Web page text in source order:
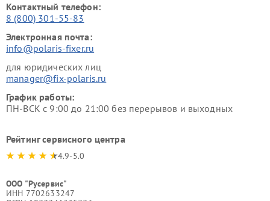
Контактный телефон:
8 (800) 301-55-83
Электронная почта:
info@polaris-fixer.ru
для юридических лиц
manager@fix-polaris.ru
График работы:
ПН-ВСК с 9:00 до 21:00 без перерывов и выходных
Рейтинг сервисного центра
4.9-5.0
ООО "Русервис"
ИНН 7702633247